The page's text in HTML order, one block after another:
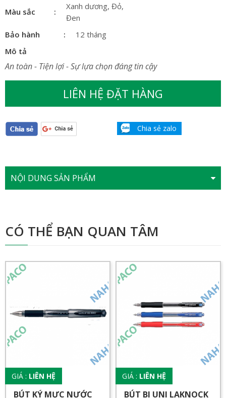
Màu sắc
Xanh dương, Đỏ,
Đen
Bảo hành
12 tháng
Mô tả
An toàn - Tiện lợi - Sự lựa chọn đáng tin cậy
LIÊN HỆ ĐẶT HÀNG
Chia sẻ zalo
NỘI DUNG SẢN PHẨM
CÓ THỂ BẠN QUAN TÂM
GIÁ : LIÊN HỆ
BÚT KÝ MỰC NƯỚC
GIÁ : LIÊN HỆ
BÚT BI UNI LAKNOCK